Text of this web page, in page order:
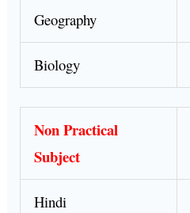
Geography
Biology
Non Practical
Subject
Hindi